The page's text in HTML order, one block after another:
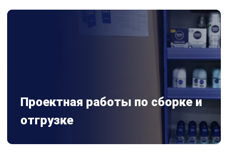
Проектная работы по сборке и
отгрузке